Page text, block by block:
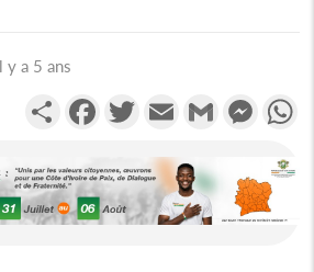
y a 5 ans
PartagerFacebookTwitterEmail Gmail